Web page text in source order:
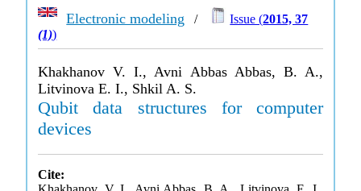
Electronic modeling / Issue (2015, 37
(1))
Khakhanov V. I., Avni Abbas Abbas, B. A.,
Litvinova E. I., Shkil A. S.
Qubit data structures for computer
devices
Cite: